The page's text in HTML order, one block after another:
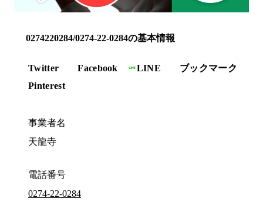
0274220284/0274-22-0284の基本情報
Twitter Facebook LINE
ブックマーク
Pinterest
事業者名
天龍寺
電話番号
0274-22-0284